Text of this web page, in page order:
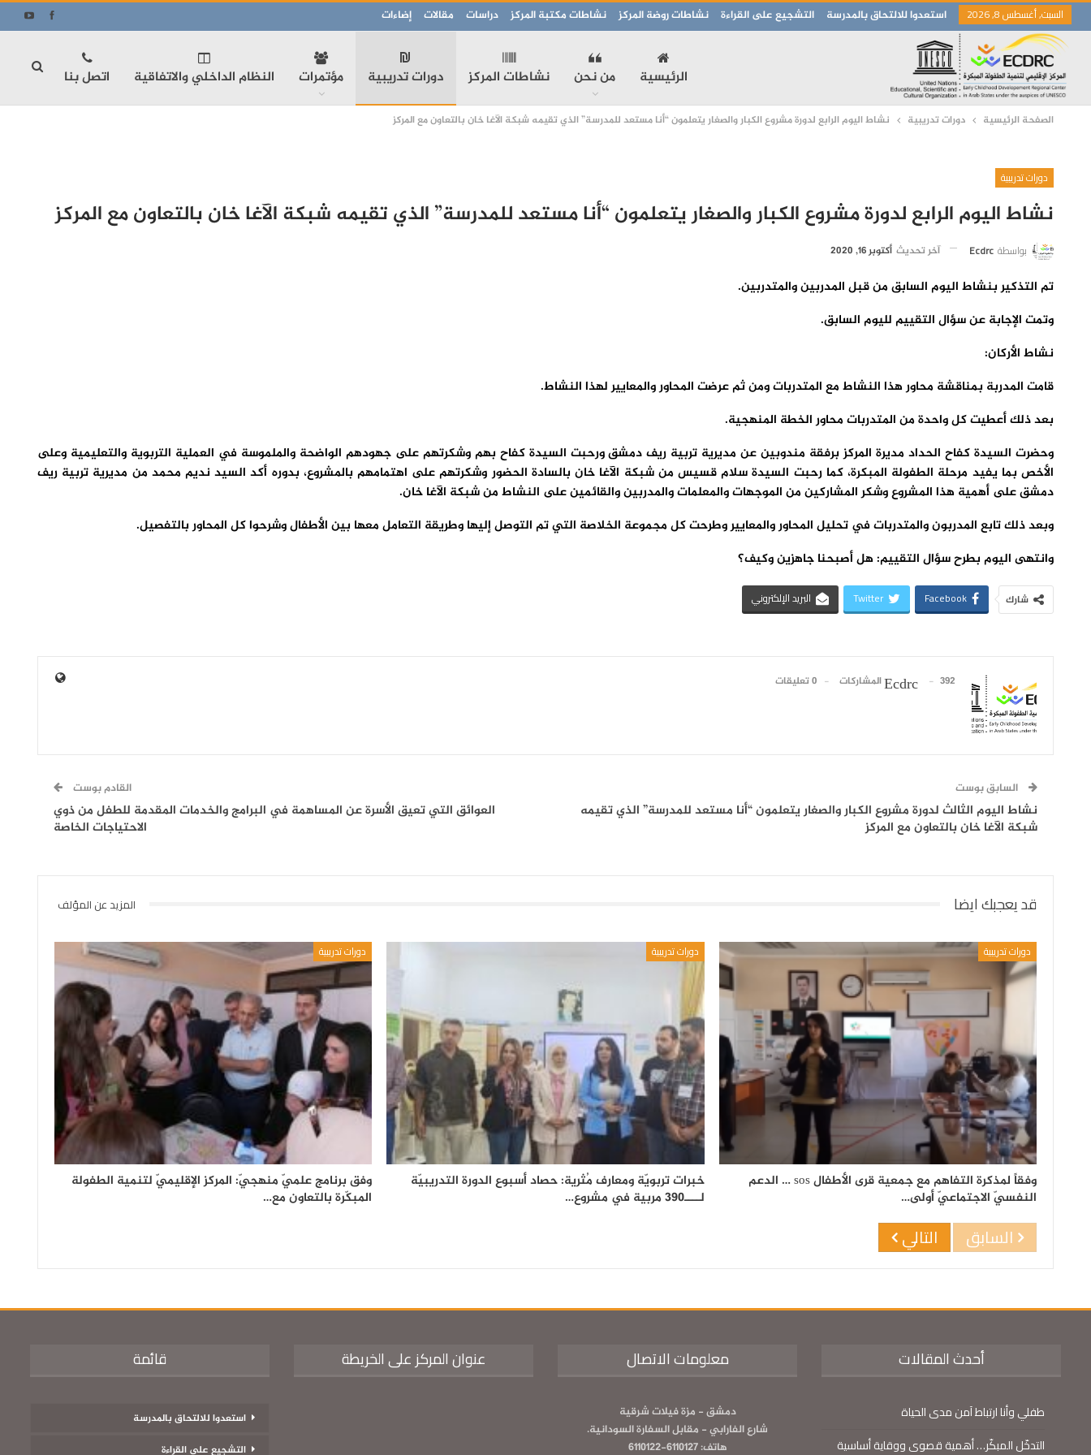
السبت, أغسطس 8, 2026 استعدوا للالتحاق بالمدرسة التشجيع على القراءة نشاطات روضة المركز نشاطات مكتبة المركز دراسات مقالات إضاءات
الرئيسية من نحن نشاطات المركز دورات تدريبية مؤتمرات النظام الداخلي والاتفاقية اتصل بنا
الصفحة الرئيسية دورات تدريبية نشاط اليوم الرابع لدورة مشروع الكبار والصغار يتعلمون “أنا مستعد للمدرسة” الذي تقيمه شبكة الآغا خان بالتعاون مع المركز
دورات تدريبية
نشاط اليوم الرابع لدورة مشروع الكبار والصغار يتعلمون “أنا مستعد للمدرسة” الذي تقيمه شبكة الآغا خان بالتعاون مع المركز
بواسطة Ecdrc آخر تحديث أكتوبر 16, 2020
تم التذكير بنشاط اليوم السابق من قبل المدربين والمتدربين.
وتمت الإجابة عن سؤال التقييم لليوم السابق.
نشاط الأركان:
قامت المدربة بمناقشة محاور هذا النشاط مع المتدربات ومن ثم عرضت المحاور والمعايير لهذا النشاط.
بعد ذلك أعطيت كل واحدة من المتدربات محاور الخطة المنهجية.
وحضرت السيدة كفاح الحداد مديرة المركز برفقة مندوبين عن مديرية تربية ريف دمشق ورحبت السيدة كفاح بهم وشكرتهم على جهودهم الواضحة والملموسة في العملية التربوية والتعليمية وعلى
الأخص بما يفيد مرحلة الطفولة المبكرة، كما رحبت السيدة سلام قسيس من شبكة الآغا خان بالسادة الحضور وشكرتهم على اهتمامهم بالمشروع، بدوره أكد السيد نديم محمد من مديرية تربية ريف
دمشق على أهمية هذا المشروع وشكر المشاركين من الموجهات والمعلمات والمدربين والقائمين على النشاط من شبكة الآغا خان.
وبعد ذلك تابع المدربون والمتدربات في تحليل المحاور والمعايير وطرحت كل مجموعة الخلاصة التي تم التوصل إليها وطريقة التعامل معها بين الأطفال وشرحوا كل المحاور بالتفصيل.
وانتهى اليوم بطرح سؤال التقييم: هل أصبحنا جاهزين وكيف؟
شارك Facebook
Twitter البريد الإلكتروني
Ecdrc 392 المشاركات 0 تعليقات
السابق بوست
نشاط اليوم الثالث لدورة مشروع الكبار والصغار يتعلمون “أنا مستعد للمدرسة” الذي تقيمه
شبكة الآغا خان بالتعاون مع المركز
القادم بوست
العوائق التي تعيق الأسرة عن المساهمة في البرامج والخدمات المقدمة للطفل من ذوي
الاحتياجات الخاصة
قد يعجبك ايضا المزيد عن المؤلف
دورات تدريبية
وفقاً لمذكرة التفاهم مع جمعية قرى الأطفال sos … الدعم
النفسيّ الاجتماعيّ أولى…
دورات تدريبية
خبرات تربويّة ومعارف مُثرية: حصاد أسبوع الدورة التدريبيّة
لــــ390 مربية في مشروع…
دورات تدريبية
وفق برنامج علميّ منهجيّ: المركز الإقليميّ لتنمية الطفولة
المبكّرة بالتعاون مع…
السابق التالي
أحدث المقالات
طفلي وأنا ارتباط آمن مدى الحياة
التدخّل المبكّر… أهمية قصوى ووقاية أساسية
معلومات الاتصال
دمشق - مزة فيلات شرقية
شارع الفارابي - مقابل السفارة السودانية.
هاتف: 6110127-6110122
عنوان المركز على الخريطة قائمة
استعدوا للالتحاق بالمدرسة
التشجيع على القراءة